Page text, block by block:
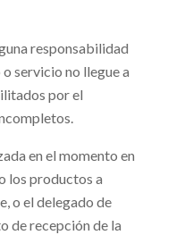
responsabilidad
servicio no llegue a
por el
en el momento en
los productos a
o el delegado de
de recepción de la